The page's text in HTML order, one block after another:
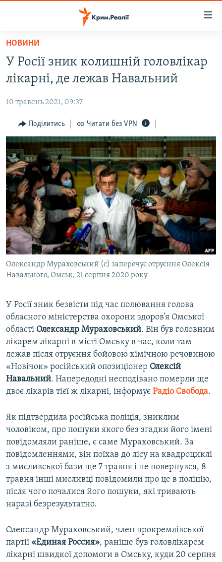
Перейти
основного
матеріалу
Перейти
до
навігації
Перейти
до
пошуку
ВІДЕО ТА ФОТО
ПОЛІТИКА
БЛОГИ
ПОГЛЯД
ІНТЕРВ'Ю
ВСЕ ЗА ДЕНЬ
СПЕЦПРОЕКТИ
ДЕПОРТАЦІЯ
ВІДЕОУРОКИ «ELIFBE»
СВІДЧЕННЯ ОКУПАЦІЇ
УКРАЇНСЬКА ПРОБЛЕМА КРИМУ
ЯК ОБІЙТИ БЛОКУВАННЯ
Русский
Qırımtatar
Усі сайти RFE/RL
НОВИНИ
У Росії зник колишній головлікар
лікарні, де лежав Навальний
10 травень 2021, 09:37
Поділитись Читати без VPN
Олександр Мураховський (с) заперечує отруєння Олексія
Навального, Омськ, 21 серпня 2020 року
У Росії зник безвісти під час полювання голова
обласного міністерства охорони здоров’я Омської
області Олександр Мураховський. Він був головним
лікарем лікарні в місті Омську в час, коли там
лежав після отруєння бойовою хімічною речовиною
«Новічок» російський опозиціонер Олексій
Навальний. Напередодні несподівано померли ще
двоє лікарів тієї ж лікарні, інформує Радіо Свобода.
Як підтвердила російська поліція, зниклим
чоловіком, про пошуки якого без згадки його імені
повідомляли раніше, є саме Мураховський. За
повідомленнями, він поїхав до лісу на квадроциклі
з мисливської бази ще 7 травня і не повернувся, 8
травня інші мисливці повідомили про це в поліцію,
після чого почалися його пошуки, які тривають
наразі безрезультатно.
Олександр Мураховський, член прокремлівської
партії «Единая Россия», раніше був головлікарем
лікарні швидкої допомоги в Омську, куди 20 серпня